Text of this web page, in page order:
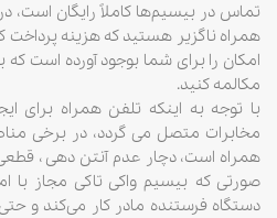
تماس در بیسیم‌ها کاملاً رایگان است،
همراه ناگزیر هستید که هزینه پرداخت
امکان را برای شما بوجود آورده است که
مکالمه کنید.
با توجه به اینکه تلفن همراه برای
مخابرات متصل می گردد، در برخی
همراه است، دچار عدم آنتن دهی ، قطعی
صورتی که بیسیم واکی تاکی مجاز با
دستگاه فرستنده مادر کار می‌کند و